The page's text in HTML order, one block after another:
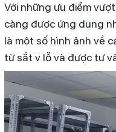
Với những ưu điểm
càng được ứng dụng
là một số hình ảnh về
từ sắt v lỗ và được tư